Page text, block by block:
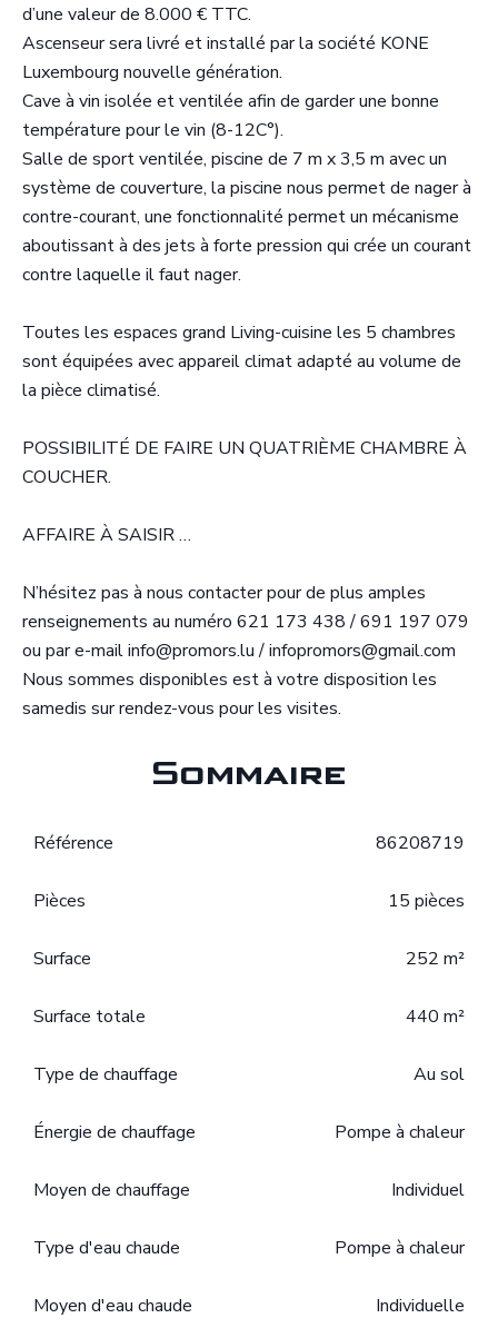
d’une valeur de 8.000 € TTC.
Ascenseur sera livré et installé par la société KONE
Luxembourg nouvelle génération.
Cave à vin isolée et ventilée afin de garder une bonne
température pour le vin (8-12C°).
Salle de sport ventilée, piscine de 7 m x 3,5 m avec un
système de couverture, la piscine nous permet de nager à
contre-courant, une fonctionnalité permet un mécanisme
aboutissant à des jets à forte pression qui crée un courant
contre laquelle il faut nager.
Toutes les espaces grand Living-cuisine les 5 chambres
sont équipées avec appareil climat adapté au volume de
la pièce climatisé.
POSSIBILITÉ DE FAIRE UN QUATRIÈME CHAMBRE À
COUCHER.
AFFAIRE À SAISIR …
N’hésitez pas à nous contacter pour de plus amples
renseignements au numéro 621 173 438 / 691 197 079
ou par e-mail info@promors.lu / infopromors@gmail.com
Nous sommes disponibles est à votre disposition les
samedis sur rendez-vous pour les visites.
Sommaire
Référence 86208719
Pièces 15 pièces
Surface 252 m²
Surface totale 440 m²
Type de chauffage Au sol
Énergie de chauffage Pompe à chaleur
Moyen de chauffage Individuel
Type d'eau chaude Pompe à chaleur
Moyen d'eau chaude Individuelle